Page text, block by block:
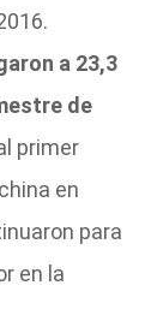
a 23,3
de
primer
en
para
en la